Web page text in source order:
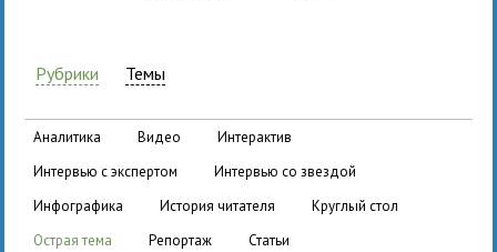
Рубрики Темы
аналитика видео
интерактив
интервью с экспертом
интервью со звездой
инфографика
история читателя
круглый стол
острая тема
репортаж статьи